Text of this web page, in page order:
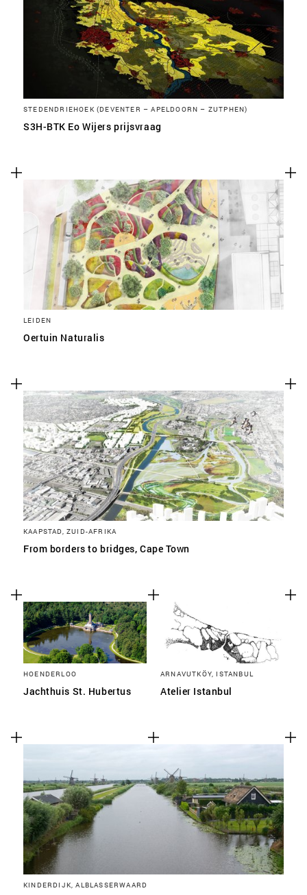
STEDENDRIEHOEK (DEVENTER – APELDOORN – ZUTPHEN)
S3H-BTK Eo Wijers prijsvraag
LEIDEN
Oertuin Naturalis
KAAPSTAD, ZUID-AFRIKA
From borders to bridges, Cape Town
HOENDERLOO
Jachthuis St. Hubertus
ARNAVUTKÖY, ISTANBUL
Atelier Istanbul
KINDERDIJK, ALBLASSERWAARD